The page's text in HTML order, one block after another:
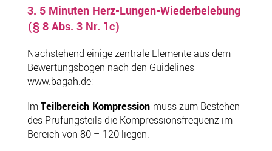
3. 5 Minuten Herz-Lungen-Wiederbelebung
(§ 8 Abs. 3 Nr. 1c)
Nachstehend einige zentrale Elemente aus dem
Bewertungsbogen nach den Guidelines
www.bagah.de:
ImTeilbereich Kompression muss zum Bestehen
des Prüfungsteils die Kompressionsfrequenz im
Bereich von 80 – 120 liegen.